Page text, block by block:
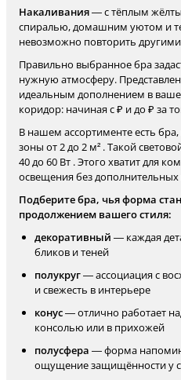
Накаливания— с тёплым
спиралью, домашним уютом и
невозможно повторить
Правильно выбранное бра
нужную атмосферу.
идеальным дополнением в
коридор: начиная с ₽ и до ₽ за
В нашем ассортименте есть
зоны от 2 до 2 м² . Такой
40 до 60 Вт . Этого хватит для
освещения без дополнительных
Подберите бра, чья форма
продолжением вашего стиля:
декоративный — каждая
бликов и теней
полукруг— ассоциация с
и свежесть в интерьере
конус— отлично работает
консолью или в прихожей
полусфера — форма
ощущение защищённости у